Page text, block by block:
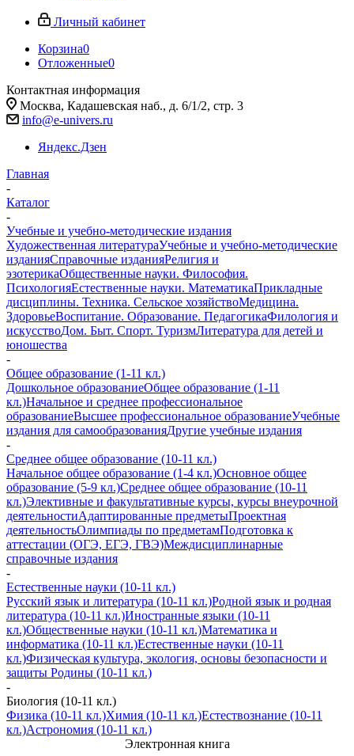
Личный кабинет
Корзина0
Отложенные0
Контактная информация
Москва, Кадашевская наб., д. 6/1/2, стр. 3
info@e-univers.ru
Яндекс.Дзен
Главная
-
Каталог
-
Учебные и учебно-методические издания
Художественная литератураУчебные и учебно-методические
изданияСправочные изданияРелигия и
эзотерикаОбщественные науки. Философия.
ПсихологияЕстественные науки. МатематикаПрикладные
дисциплины. Техника. Сельское хозяйствоМедицина.
ЗдоровьеВоспитание. Образование. ПедагогикаФилология и
искусствоДом. Быт. Спорт. ТуризмЛитература для детей и
юношества
-
Общее образование (1-11 кл.)
Дошкольное образованиеОбщее образование (1-11
кл.)Начальное и среднее профессиональное
образованиеВысшее профессиональное образованиеУчебные
издания для самообразованияДругие учебные издания
-
Среднее общее образование (10-11 кл.)
Начальное общее образование (1-4 кл.)Основное общее
образование (5-9 кл.)Среднее общее образование (10-11
кл.)Элективные и факультативные курсы, курсы внеурочной
деятельностиАдаптированные предметыПроектная
деятельностьОлимпиады по предметамПодготовка к
аттестации (ОГЭ, ЕГЭ, ГВЭ)Междисциплинарные
справочные издания
-
Естественные науки (10-11 кл.)
Русский язык и литература (10-11 кл.)Родной язык и родная
литература (10-11 кл.)Иностранные языки (10-11
кл.)Общественные науки (10-11 кл.)Математика и
информатика (10-11 кл.)Естественные науки (10-11
кл.)Физическая культура, экология, основы безопасности и
защиты Родины (10-11 кл.)
-
Биология (10-11 кл.)
Физика (10-11 кл.)Химия (10-11 кл.)Естествознание (10-11
кл.)Астрономия (10-11 кл.)
Электронная книга